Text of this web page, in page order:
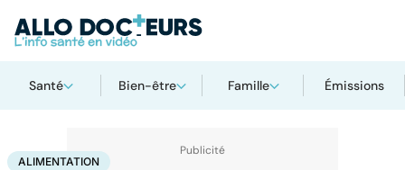
Santé Bien-être Famille Émissions
AccueilSantéAlimentation
ALIMENTATION